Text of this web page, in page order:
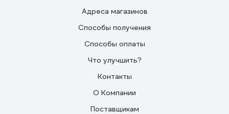
Адреса магазинов
Способы получения
Способы оплаты
Что улучшить?
Контакты
О Компании
Поставщикам